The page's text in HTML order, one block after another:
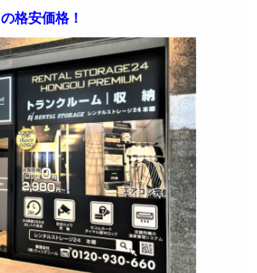
の格安価格！